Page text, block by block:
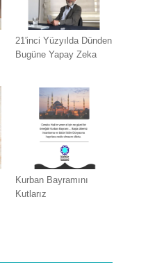
21'inci Yüzyılda Dünden
Bugüne Yapay Zeka
Kurban Bayramını
Kutlarız